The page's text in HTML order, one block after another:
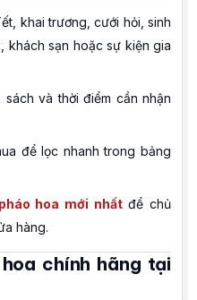
khai trương, cưới hỏi, sinh
khách sạn hoặc sự kiện gia
và thời điểm cần nhận
để lọc nhanh trong bảng
hoa mới nhấtđể chủ
hàng.
chính hãng tại